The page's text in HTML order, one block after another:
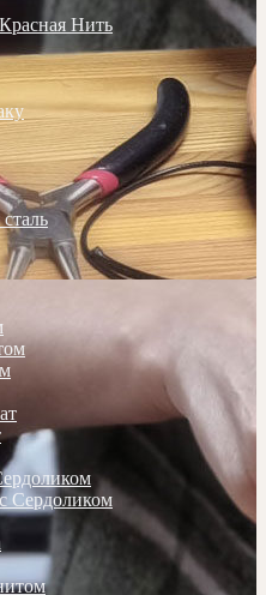
Нить
Сердоликом